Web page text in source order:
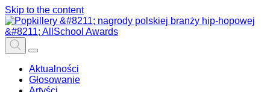
Skip to the content
Aktualności
Głosowanie